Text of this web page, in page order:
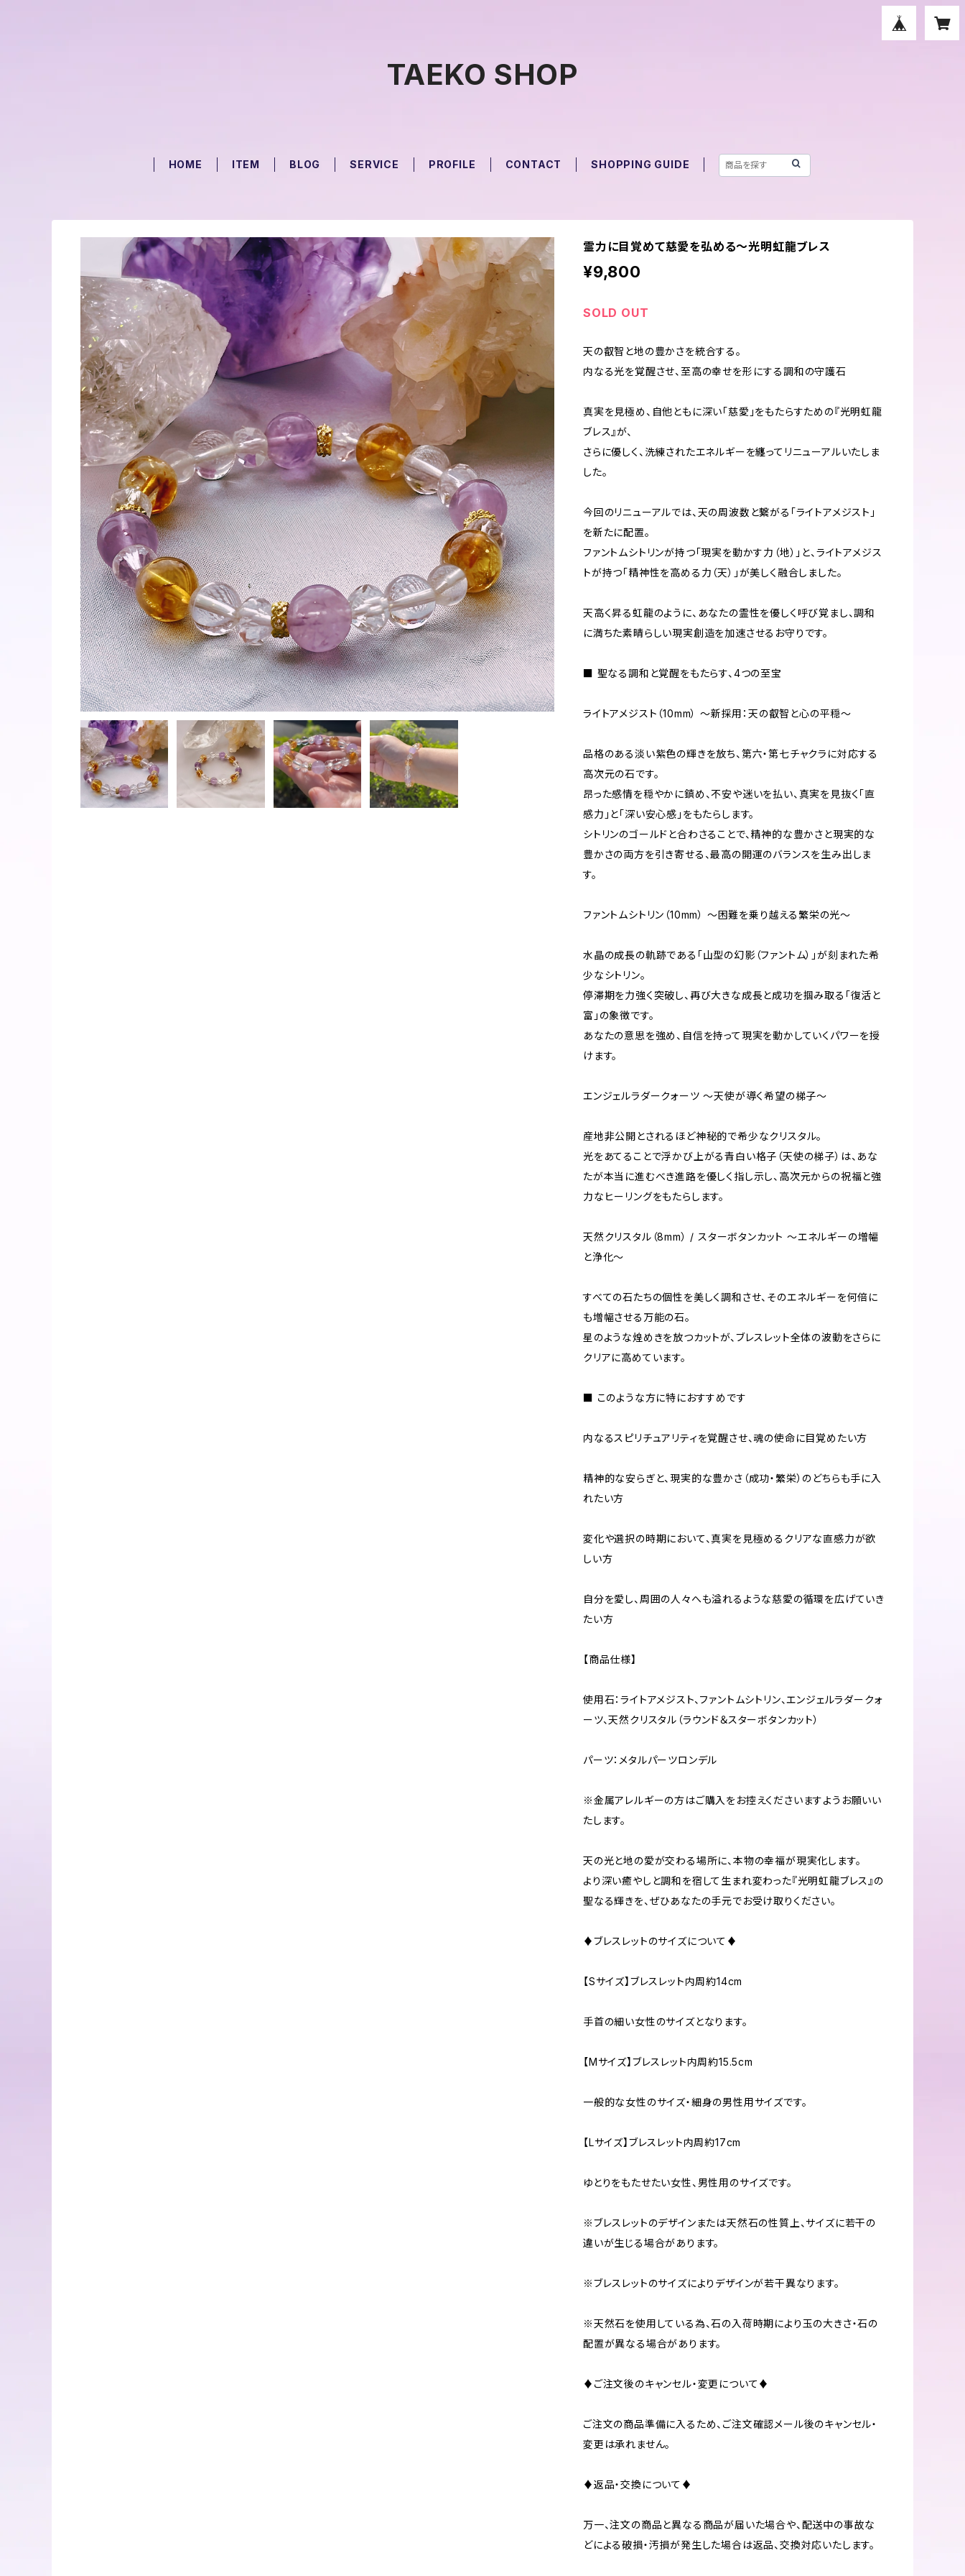
TAEKO SHOP
HOME ITEM BLOG SERVICE PROFILE CONTACT SHOPPING GUIDE
霊力に目覚めて慈愛を弘める～光明虹龍ブレス
¥9,800
SOLD OUT
天の叡智と地の豊かさを統合する。
内なる光を覚醒させ、至高の幸せを形にする調和の守護石
真実を見極め、自他ともに深い「慈愛」をもたらすための『光明虹龍
ブレス』が、
さらに優しく、洗練されたエネルギーを纏ってリニューアルいたしま
した。
今回のリニューアルでは、天の周波数と繋がる「ライトアメジスト」
を新たに配置。
ファントムシトリンが持つ「現実を動かす力（地）」と、ライトアメジス
トが持つ「精神性を高める力（天）」が美しく融合しました。
天高く昇る虹龍のように、あなたの霊性を優しく呼び覚まし、調和
に満ちた素晴らしい現実創造を加速させるお守りです。
■ 聖なる調和と覚醒をもたらす、4つの至宝
ライトアメジスト（10mm） 〜新採用：天の叡智と心の平穏〜
品格のある淡い紫色の輝きを放ち、第六・第七チャクラに対応する
高次元の石です。
昂った感情を穏やかに鎮め、不安や迷いを払い、真実を見抜く「直
感力」と「深い安心感」をもたらします。
シトリンのゴールドと合わさることで、精神的な豊かさと現実的な
豊かさの両方を引き寄せる、最高の開運のバランスを生み出しま
す。
ファントムシトリン（10mm） 〜困難を乗り越える繁栄の光〜
水晶の成長の軌跡である「山型の幻影（ファントム）」が刻まれた希
少なシトリン。
停滞期を力強く突破し、再び大きな成長と成功を掴み取る「復活と
富」の象徴です。
あなたの意思を強め、自信を持って現実を動かしていくパワーを授
けます。
エンジェルラダークォーツ 〜天使が導く希望の梯子〜
産地非公開とされるほど神秘的で希少なクリスタル。
光をあてることで浮かび上がる青白い格子（天使の梯子）は、あな
たが本当に進むべき進路を優しく指し示し、高次元からの祝福と強
力なヒーリングをもたらします。
天然クリスタル（8mm） / スターボタンカット 〜エネルギーの増幅
と浄化〜
すべての石たちの個性を美しく調和させ、そのエネルギーを何倍に
も増幅させる万能の石。
星のような煌めきを放つカットが、ブレスレット全体の波動をさらに
クリアに高めています。
■ このような方に特におすすめです
内なるスピリチュアリティを覚醒させ、魂の使命に目覚めたい方
精神的な安らぎと、現実的な豊かさ（成功・繁栄）のどちらも手に入
れたい方
変化や選択の時期において、真実を見極めるクリアな直感力が欲
しい方
自分を愛し、周囲の人々へも溢れるような慈愛の循環を広げていき
たい方
【商品仕様】
使用石：ライトアメジスト、ファントムシトリン、エンジェルラダークォ
ーツ、天然クリスタル（ラウンド＆スターボタンカット）
パーツ：メタルパーツロンデル
※金属アレルギーの方はご購入をお控えくださいますようお願いい
たします。
天の光と地の愛が交わる場所に、本物の幸福が現実化します。
より深い癒やしと調和を宿して生まれ変わった『光明虹龍ブレス』の
聖なる輝きを、ぜひあなたの手元でお受け取りください。
♦ブレスレットのサイズについて♦
【Sサイズ】ブレスレット内周約14cm
手首の細い女性のサイズとなります。
【Mサイズ】ブレスレット内周約15.5cm
一般的な女性のサイズ・細身の男性用サイズです。
【Lサイズ】ブレスレット内周約17cm
ゆとりをもたせたい女性、男性用のサイズです。
※ブレスレットのデザインまたは天然石の性質上、サイズに若干の
違いが生じる場合があります。
※ブレスレットのサイズによりデザインが若干異なります。
※天然石を使用している為、石の入荷時期により玉の大きさ・石の
配置が異なる場合があります。
♦ご注文後のキャンセル・変更について♦
ご注文の商品準備に入るため、ご注文確認メール後のキャンセル・
変更は承れません。
♦返品・交換について♦
万一、注文の商品と異なる商品が届いた場合や、配送中の事故な
どによる破損・汚損が発生した場合は返品、交換対応いたします。